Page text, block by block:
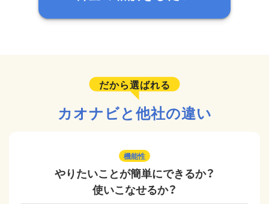
だから選ばれる
カオナビと他社の違い
機能性
やりたいことが簡単にできるか？
使いこなせるか？